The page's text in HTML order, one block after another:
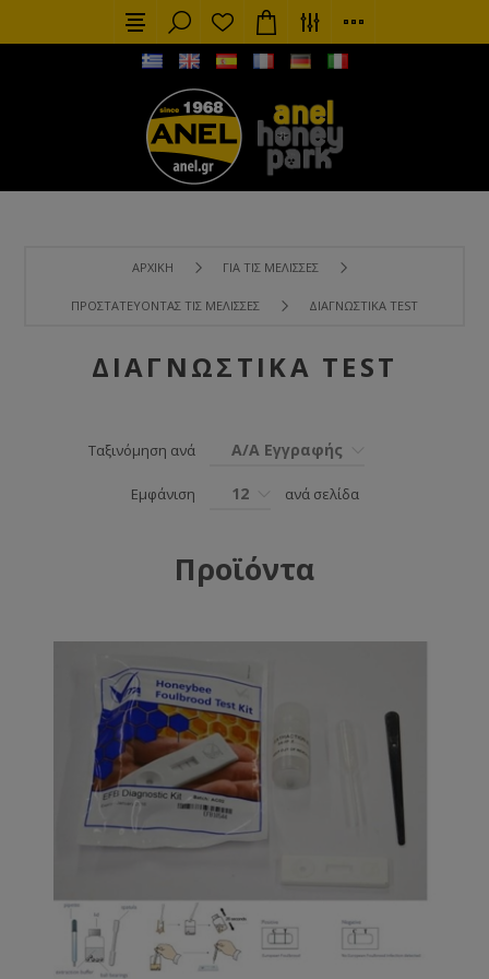
ΑΡΧΙΚΉ ΓΙΑ ΤΙΣ ΜΈΛΙΣΣΕΣ
ΠΡΟΣΤΑΤΕΎΟΝΤΑΣ ΤΙΣ ΜΈΛΙΣΣΕΣ ΔΙΑΓΝΩΣΤΙΚΆ TEST
ΔΙΑΓΝΩΣΤΙΚΆ TEST
Ταξινόμηση ανά Α/Α Εγγραφής
Εμφάνιση 12 ανά σελίδα
Προϊόντα